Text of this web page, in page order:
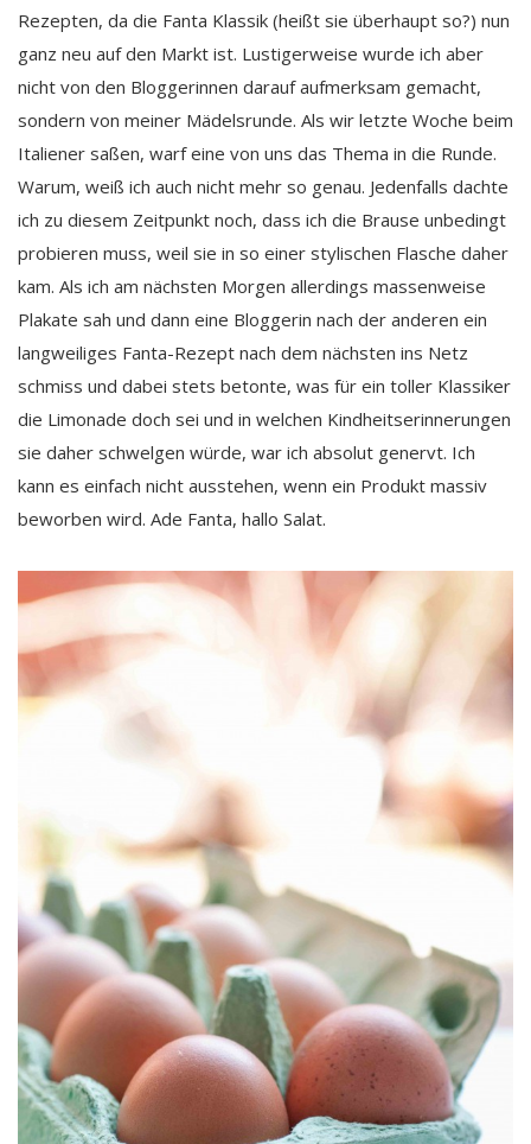
Rezepten, da die Fanta Klassik (heißt sie überhaupt so?) nun
ganz neu auf den Markt ist. Lustigerweise wurde ich aber
nicht von den Bloggerinnen darauf aufmerksam gemacht,
sondern von meiner Mädelsrunde. Als wir letzte Woche beim
Italiener saßen, warf eine von uns das Thema in die Runde.
Warum, weiß ich auch nicht mehr so genau. Jedenfalls dachte
ich zu diesem Zeitpunkt noch, dass ich die Brause unbedingt
probieren muss, weil sie in so einer stylischen Flasche daher
kam. Als ich am nächsten Morgen allerdings massenweise
Plakate sah und dann eine Bloggerin nach der anderen ein
langweiliges Fanta-Rezept nach dem nächsten ins Netz
schmiss und dabei stets betonte, was für ein toller Klassiker
die Limonade doch sei und in welchen Kindheitserinnerungen
sie daher schwelgen würde, war ich absolut genervt. Ich
kann es einfach nicht ausstehen, wenn ein Produkt massiv
beworben wird. Ade Fanta, hallo Salat.